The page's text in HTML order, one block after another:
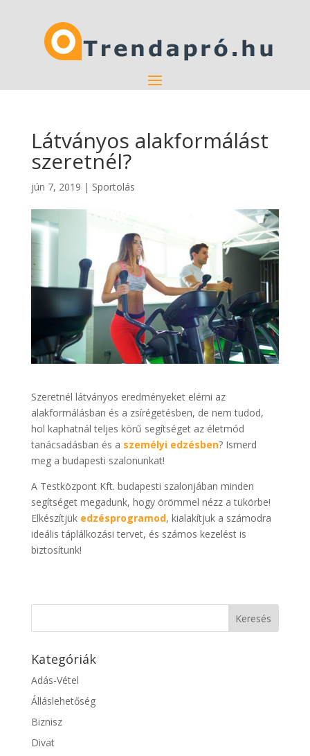
Látványos alakformálást
szeretnél?
jún 7, 2019 | Sportolás
Szeretnél látványos eredményeket elérni az
alakformálásban és a zsírégetésben, de nem tudod,
hol kaphatnál teljes körű segítséget az életmód
tanácsadásban és a személyi edzésben? Ismerd
meg a budapesti szalonunkat!
A Testközpont Kft. budapesti szalonjában minden
segítséget megadunk, hogy örömmel nézz a tükörbe!
Elkészítjük edzésprogramod, kialakítjuk a számodra
ideális táplálkozási tervet, és számos kezelést is
biztosítunk!
Kategóriák
Adás-Vétel
Álláslehetőség
Biznisz
Divat